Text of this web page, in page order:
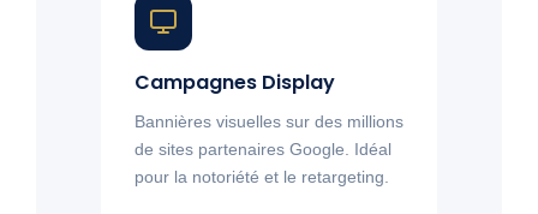
Campagnes Display
Bannières visuelles sur des millions
de sites partenaires Google. Idéal
pour la notoriété et le retargeting.